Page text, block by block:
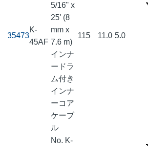
35473
K-
45AF
5/16" x
25' (8
mm x
7.6 m)
インナ
ードラ
ム付き
インナ
ーコア
ケーブ
ル
115 11.0 5.0
No. K-